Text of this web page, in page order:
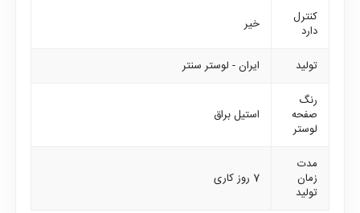
کنترل
دارد
خیر
تولید
ایران - لوستر سنتر
رنگ
صفحه
لوستر
استیل براق
مدت
زمان
تولید
7 روز کاری